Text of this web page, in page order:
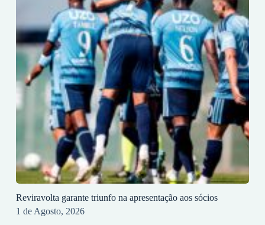
Reviravolta garante triunfo na apresentação aos sócios
1 de Agosto, 2026